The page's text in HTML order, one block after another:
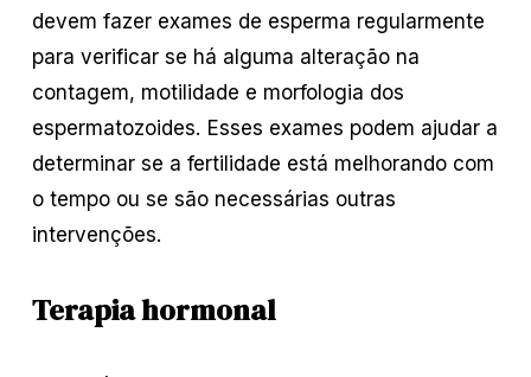
devem fazer exames de esperma regularmente
para verificar se há alguma alteração na
contagem, motilidade e morfologia dos
espermatozoides. Esses exames podem ajudar a
determinar se a fertilidade está melhorando com
o tempo ou se são necessárias outras
intervenções.
Terapia hormonal